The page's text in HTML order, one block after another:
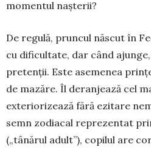
momentul nașterii?
De regulă, pruncul născut în
cu dificultate, dar când
pretenții. Este asemenea
de mazăre. Îl deranjează cel
exteriorizează fără ezitare
semn zodiacal reprezentat
(„tânărul adult”), copilul are